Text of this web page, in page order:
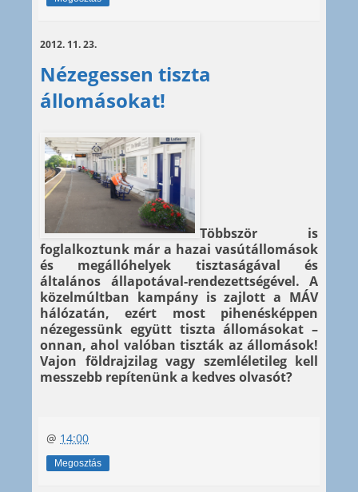
2012. 11. 23.
Nézegessen tiszta
állomásokat!
Többször is
foglalkoztunk már a hazai vasútállomások
és megállóhelyek tisztaságával és
általános állapotával-rendezettségével. A
közelmúltban kampány is zajlott a MÁV
hálózatán, ezért most pihenésképpen
nézegessünk együtt tiszta állomásokat –
onnan, ahol valóban tiszták az állomások!
Vajon földrajzilag vagy szemléletileg kell
messzebb repítenünk a kedves olvasót?
@ 14:00
Megosztás